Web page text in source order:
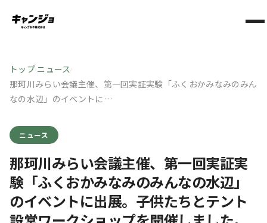
トップ›ニュース ›
那珂川みらい会議主催、第一回実証実験「ふくおかみなみのみん
なの水辺」のイベントに…
ニュース
那珂川みらい会議主催、第一回実証実
験「ふくおかみなみのみんなの水辺」
のイベントに出展。子供たちとテント